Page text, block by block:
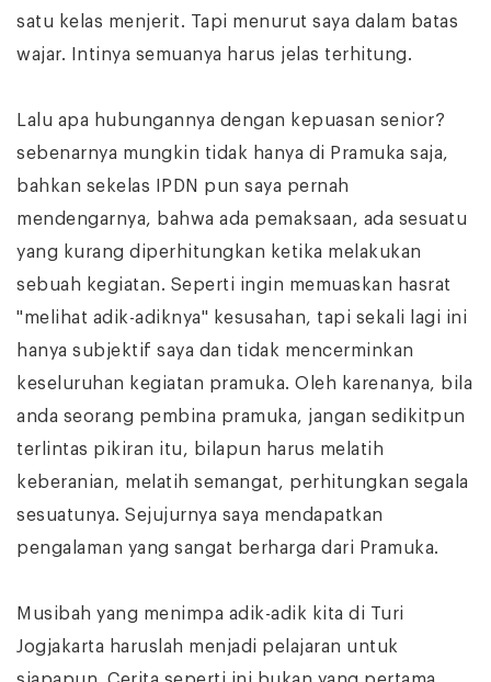
satu kelas menjerit. Tapi menurut saya dalam batas
wajar. Intinya semuanya harus jelas terhitung.
Lalu apa hubungannya dengan kepuasan senior?
sebenarnya mungkin tidak hanya di Pramuka saja,
bahkan sekelas IPDN pun saya pernah
mendengarnya, bahwa ada pemaksaan, ada sesuatu
yang kurang diperhitungkan ketika melakukan
sebuah kegiatan. Seperti ingin memuaskan hasrat
"melihat adik-adiknya" kesusahan, tapi sekali lagi ini
hanya subjektif saya dan tidak mencerminkan
keseluruhan kegiatan pramuka. Oleh karenanya, bila
anda seorang pembina pramuka, jangan sedikitpun
terlintas pikiran itu, bilapun harus melatih
keberanian, melatih semangat, perhitungkan segala
sesuatunya. Sejujurnya saya mendapatkan
pengalaman yang sangat berharga dari Pramuka.
Musibah yang menimpa adik-adik kita di Turi
Jogjakarta haruslah menjadi pelajaran untuk